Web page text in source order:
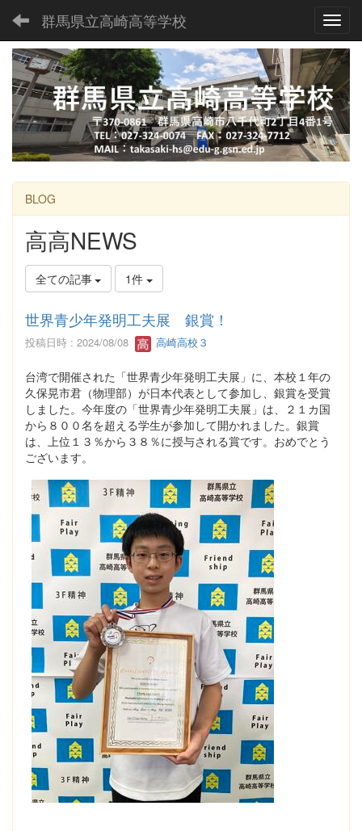
群馬県立高崎高等学校
BLOG
高高NEWS
全ての記事 1件
世界青少年発明工夫展 銀賞！
投稿日時 : 2024/08/08 高崎高校３
台湾で開催された「世界青少年発明工夫展」に、本校１年の
久保晃市君（物理部）が日本代表として参加し、銀賞を受賞
しました。今年度の「世界青少年発明工夫展」は、２１カ国
から８００名を超える学生が参加して開かれました。銀賞
は、上位１３％から３８％に授与される賞です。おめでとう
ございます。